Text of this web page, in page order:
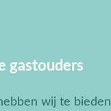
gastouders
wij te bieden